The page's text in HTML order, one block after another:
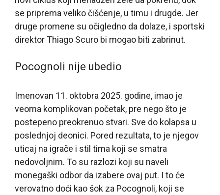
se priprema veliko čišćenje, u timu i drugde. Jer
druge promene su očigledno da dolaze, i sportski
direktor Thiago Scuro bi mogao biti zabrinut.
Pocognoli nije ubedio
Imenovan 11. oktobra 2025. godine, imao je
veoma komplikovan početak, pre nego što je
postepeno preokrenuo stvari. Sve do kolapsa u
poslednjoj deonici. Pored rezultata, to je njegov
uticaj na igrače i stil tima koji se smatra
nedovoljnim. To su razlozi koji su naveli
monegaški odbor da izabere ovaj put. I to će
verovatno doći kao šok za Pocognoli, koji se